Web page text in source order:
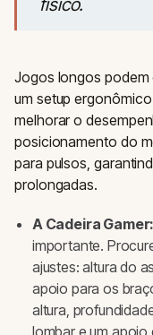
físico.
Jogos longos podem
um setup
melhorar o
posicionamento do
para pulsos,
prolongadas.
A Cadeira Gamer:
importante.
ajustes: altura do
apoio para os
altura,